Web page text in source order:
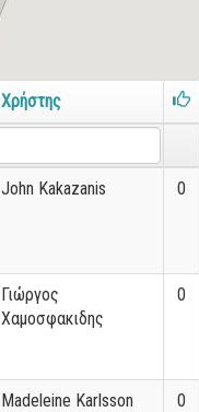
Χρήστης
John Kakazanis 0
Γιώργος
Χαμοσφακιδης
0
Madeleine Karlsson
0